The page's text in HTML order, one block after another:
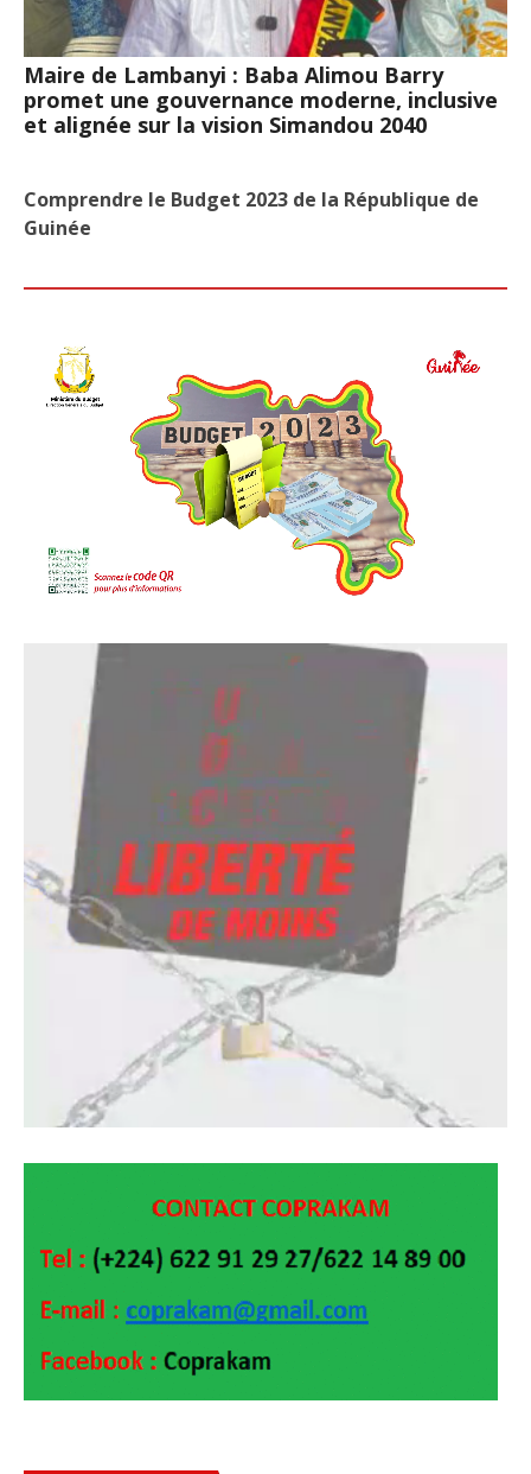
Maire de Lambanyi : Baba Alimou Barry
promet une gouvernance moderne, inclusive
et alignée sur la vision Simandou 2040
Comprendre le Budget 2023 de la République de
Guinée